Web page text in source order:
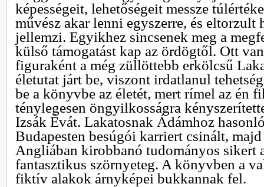
képességeit, lehetőségeit messze
művész akar lenni egyszerre, és eltorzult
jellemzi. Egyikhez sincsenek meg a
külső támogatást kap az ördögtől. Ott
figuraként a még züllöttebb erkölcsű
életutat járt be, viszont irdatlanul
be a könyvbe az életét, mert rímel az én
ténylegesen öngyilkosságra
Izsák Évát. Lakatosnak Ádámhoz
Budapesten besúgói karriert csinált,
Angliában kirobbanó tudományos sikert
fantasztikus szörnyeteg. A könyvben a
fiktív alakok árnyképei bukkannak fel.